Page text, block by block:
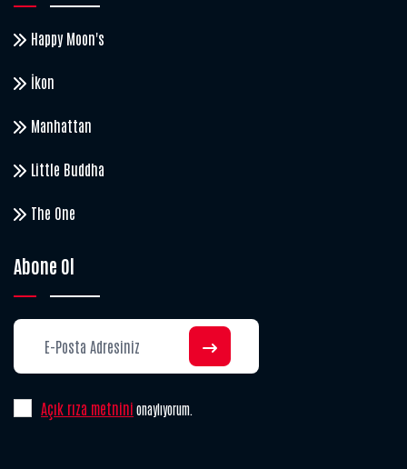
Happy Moon's
İkon
Manhattan
Little Buddha
The One
Abone Ol
Açık rıza metnini onaylıyorum.